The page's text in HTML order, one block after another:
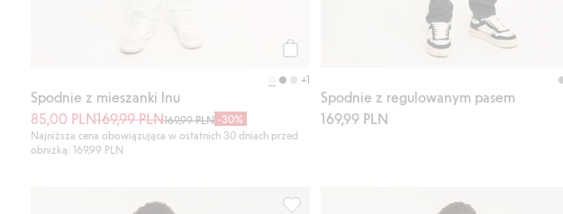
+1
Spodnie z mieszanki lnu
85,00 PLN169,99 PLN169,99 PLN -30%
Najniższa cena obowiązująca w ostatnich 30 dniach przed
obniżką: 169,99 PLN
Spodnie z regulowanym pasem
169,99 PLN